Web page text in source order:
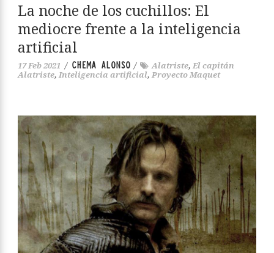
La noche de los cuchillos: El
mediocre frente a la inteligencia
artificial
17 Feb 2021 / CHEMA ALONSO / Alatriste, El capitán
Alatriste, Inteligencia artificial, Proyecto Maquet